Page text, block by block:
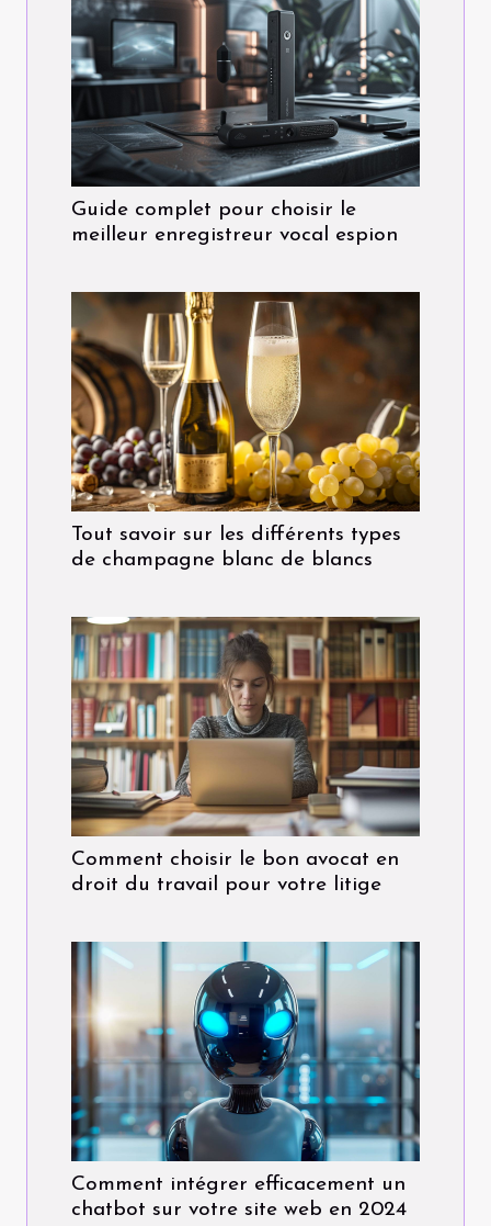
Guide complet pour choisir le
meilleur enregistreur vocal espion
Tout savoir sur les différents types
de champagne blanc de blancs
Comment choisir le bon avocat en
droit du travail pour votre litige
Comment intégrer efficacement un
chatbot sur votre site web en 2024